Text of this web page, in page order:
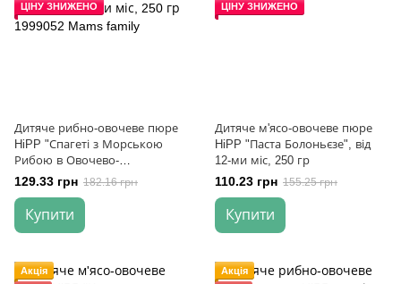
ЦІНУ ЗНИЖЕНО
Дитяче рибно-овочеве пюре
HiPP "Спагеті з Морською
Рибою в Овочево-
Вершковому Соусі", від 12-ти
міс, 250 гр
129.33 грн 182.16 грн
Купити
ЦІНУ ЗНИЖЕНО
Дитяче м'ясо-овочеве пюре
HiPP "Паста Болоньєзе", від
12-ми міс, 250 гр
110.23 грн 155.25 грн
Купити
Акція
Акція